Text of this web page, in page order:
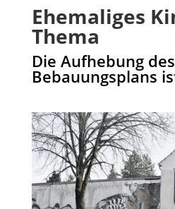
Ehemaliges
Thema
Die Aufhebung des
Bebauungsplans